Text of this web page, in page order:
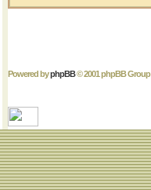
Powered byphpBB© 2001 phpBB Group